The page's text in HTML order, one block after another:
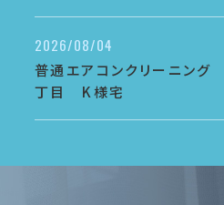
2026/08/04
普通エアコンクリーニン
丁目 K様宅